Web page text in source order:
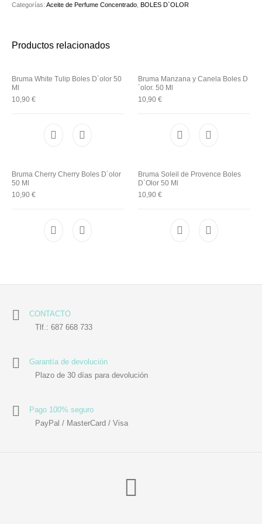
Prosolaris
Peluquería
Z.one Concept
Categorías:Aceite de Perfume Concentrado ,BOLES D`OLOR
Productos relacionados
Bruma White Tulip Boles D´olor 50
Ml
10,90€
Bruma Manzana y Canela Boles D
´olor. 50 Ml
10,90 €
Bruma Cherry Cherry Boles D´olor
50 Ml
10,90€
Bruma Soleil de Provence Boles
D`Olor 50 Ml
10,90 €
CONTACTO
Tlf.: 687 668 733
Garantía de devolución
Plazo de 30 días para devolución
Pago 100% seguro
PayPal / MasterCard / Visa